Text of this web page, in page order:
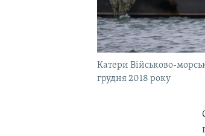
Катери Військово-
грудня 2018 року